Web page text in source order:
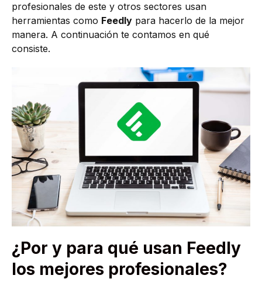
profesionales de este y otros sectores usan
herramientas como Feedly para hacerlo de la mejor
manera. A continuación te contamos en qué
consiste.
¿Por y para qué usan Feedly
los mejores profesionales?